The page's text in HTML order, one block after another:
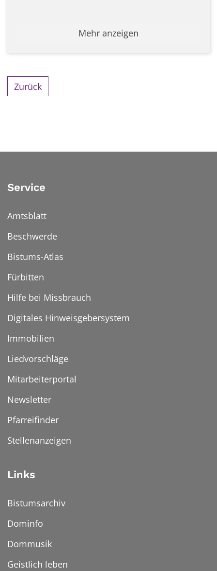
Mehr anzeigen
Zurück
Service
Amtsblatt
Beschwerde
Bistums-Atlas
Fürbitten
Hilfe bei Missbrauch
Digitales Hinweisgebersystem
Immobilien
Liedvorschläge
Mitarbeiterportal
Newsletter
Pfarreifinder
Stellenanzeigen
Links
Bistumsarchiv
Dominfo
Dommusik
Geistlich leben